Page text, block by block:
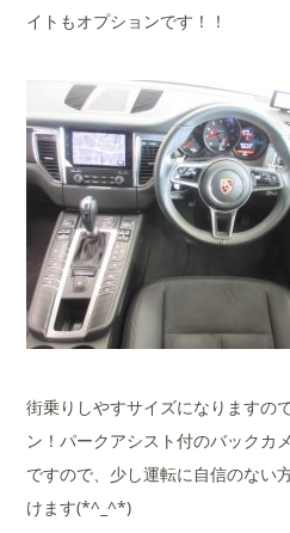
イトもオプションです！！
街乗りしやすサイズになりますの
ン！パークアシスト付のバックカ
ですので、少し運転に自信のない
けます(*^_^*)